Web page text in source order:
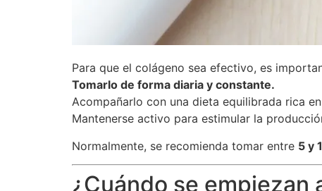
Para que el colágeno sea efectivo, es
Tomarlo de forma diaria y constante.
Acompañarlo con una dieta equilibrada rica
Mantenerse activo para estimular la
Normalmente, se recomienda tomar entre 5 y
¿Cuándo se